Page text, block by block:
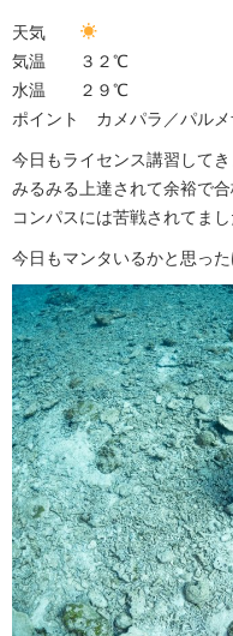
天気
気温 ３２℃
水温 ２９℃
ポイント カメパラ／パルメ
今日もライセンス講習してき
みるみる上達されて余裕で
コンパスには苦戦されてま
今日もマンタいるかと思っ